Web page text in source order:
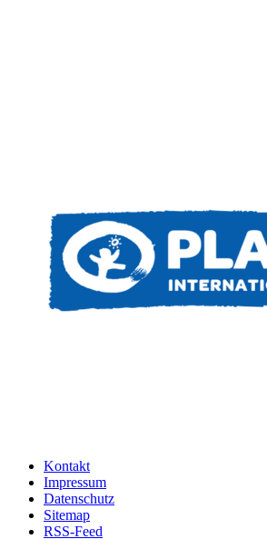
Kontakt
Impressum
Datenschutz
Sitemap
RSS-Feed